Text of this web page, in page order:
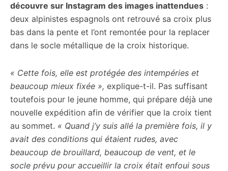
découvre sur Instagram des images inattendues :
deux alpinistes espagnols ont retrouvé sa croix plus
bas dans la pente et l’ont remontée pour la replacer
dans le socle métallique de la croix historique.
« Cette fois, elle est protégée des intempéries et
beaucoup mieux fixée », explique-t-il. Pas suffisant
toutefois pour le jeune homme, qui prépare déjà une
nouvelle expédition afin de vérifier que la croix tient
au sommet. « Quand j’y suis allé la première fois, il y
avait des conditions qui étaient rudes, avec
beaucoup de brouillard, beaucoup de vent, et le
socle prévu pour accueillir la croix était enfoui sous